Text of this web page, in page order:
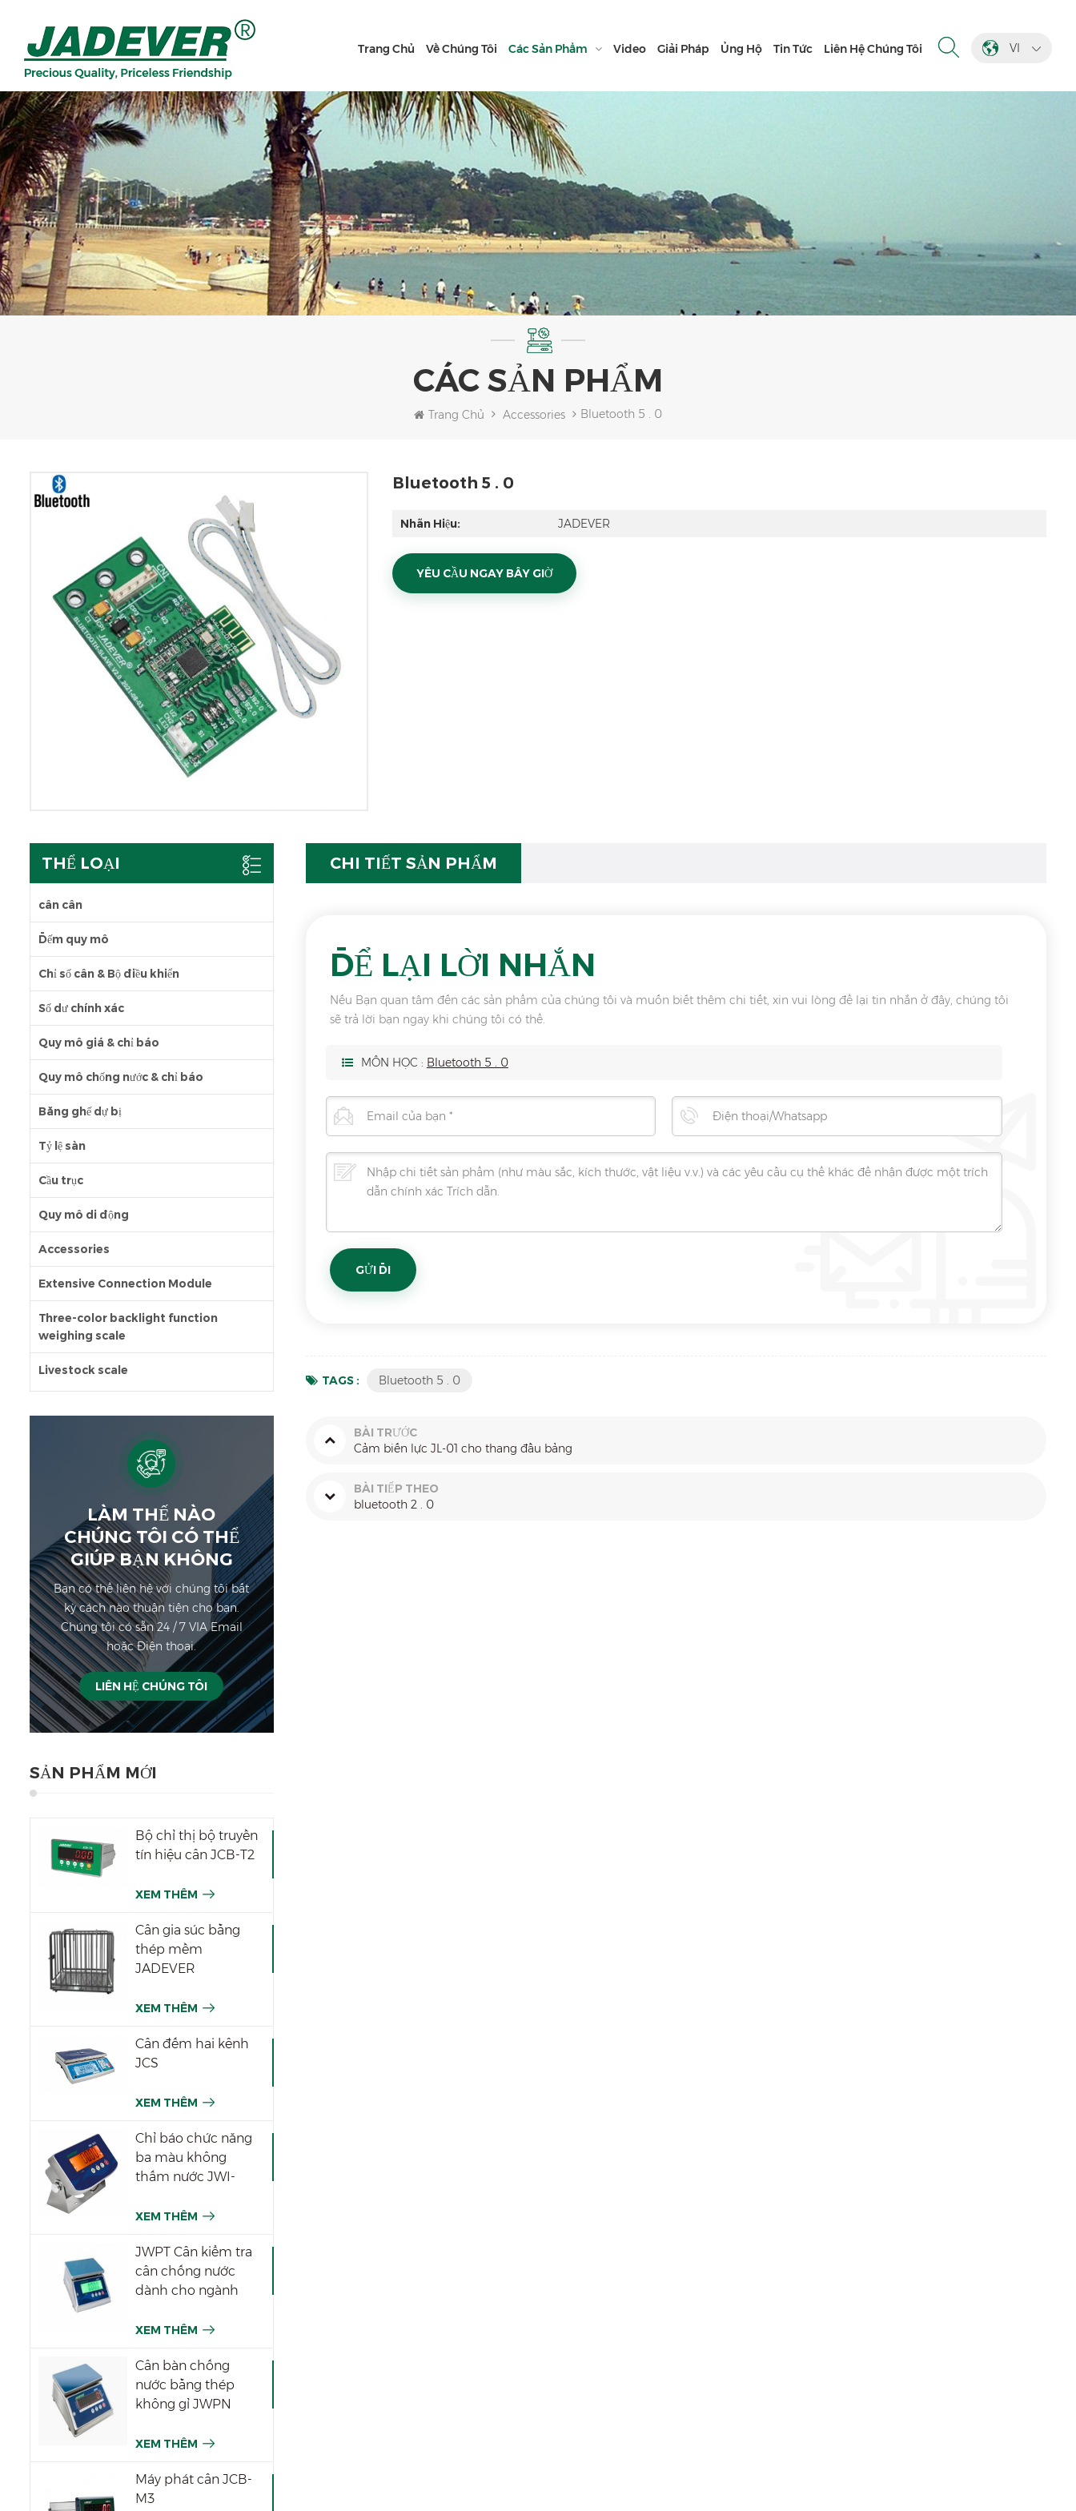
VI
Trang Chủ Về Chúng Tôi Các Sản Phẩm Video Giải Pháp Ủng Hộ Tin Tức Liên Hệ Chúng Tôi
CÁC SẢN PHẨM
Trang Chủ Accessories Bluetooth 5 . 0
Bluetooth 5 . 0
Nhãn Hiệu: JADEVER
YÊU CẦU NGAY BÂY GIỜ
THỂ LOẠI
cân cân
Đếm quy mô
Chỉ số cân & Bộ điều khiển
Số dư chính xác
Quy mô giá & chỉ báo
Quy mô chống nước & chỉ báo
Băng ghế dự bị
Tỷ lệ sàn
Cầu trục
Quy mô di động
Accessories
Extensive Connection Module
Three-color backlight function
weighing scale
Livestock scale
LÀM THẾ NÀO
CHÚNG TÔI CÓ THỂ
GIÚP BẠN KHÔNG
Bạn có thể liên hệ với chúng tôi bất
kỳ cách nào thuận tiện cho bạn.
Chúng tôi có sẵn 24 / 7 VIA Email
hoặc Điện thoại.
LIÊN HỆ CHÚNG TÔI
SẢN PHẨM MỚI
Bộ chỉ thị bộ truyền
tín hiệu cân JCB-T2
XEM THÊM
Cân gia súc bằng
thép mềm
JADEVER
XEM THÊM
Cân đếm hai kênh
JCS
XEM THÊM
Chỉ báo chức năng
ba màu không
thấm nước JWI-
XEM THÊM
JWPT Cân kiểm tra
cân chống nước
dành cho ngành
XEM THÊM
Cân bàn chống
nước bằng thép
không gỉ JWPN
XEM THÊM
Máy phát cân JCB-
M3
CHI TIẾT SẢN PHẨM
ĐỂ LẠI LỜI NHẮN
Nếu Bạn quan tâm đến các sản phẩm của chúng tôi và muốn biết thêm chi tiết, xin vui lòng để lại tin nhắn ở đây, chúng tôi
sẽ trả lời bạn ngay khi chúng tôi có thể.
MÔN HỌC : Bluetooth 5 . 0
TAGS : Bluetooth 5 . 0
BÀI TRƯỚC
Cảm biến lực JL-01 cho thang đầu bảng
BÀI TIẾP THEO
bluetooth 2 . 0